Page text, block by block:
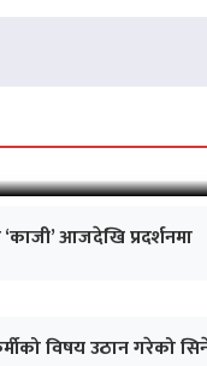
५१औँ
आजदेखि प्रदर्शनमा
विषय उठान गरेको